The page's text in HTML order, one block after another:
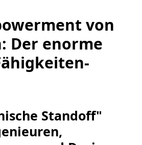
von
Der enorme
Standoff"